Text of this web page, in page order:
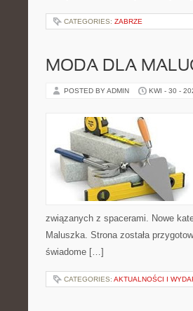
CATEGORIES: ZABRZE
MODA DLA
POSTED BY ADMIN KWI - 30 -
związanych z spacerami. Nowe
Maluszka. Strona została
świadome […]
CATEGORIES: AKTUALNOŚCI I